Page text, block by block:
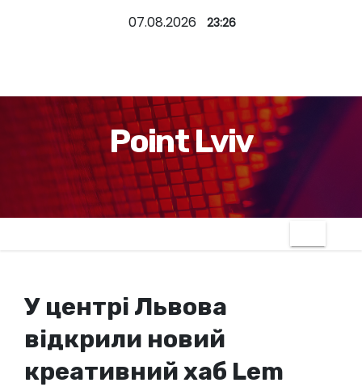
й
к
07.08.2026 23:26
Point Lviv
У центрі Львова
відкрили новий
креативний хаб Lem